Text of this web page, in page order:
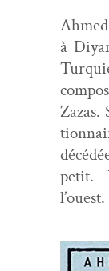
à
petit.
l’ouest.